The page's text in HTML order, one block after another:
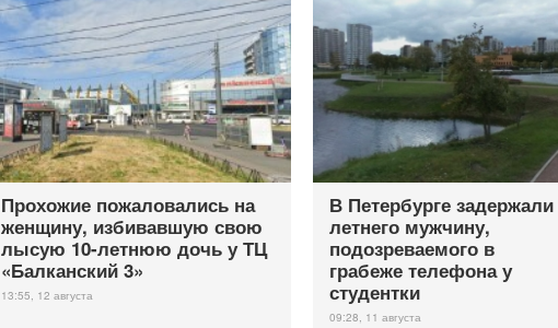
Прохожие пожаловались на
женщину, избивавшую свою
лысую 10-летнюю дочь у ТЦ
«Балканский 3»
13:55, 12 августа
В Петербурге задержали
летнего мужчину,
подозреваемого в
грабеже телефона у
студентки
09:28, 11 августа